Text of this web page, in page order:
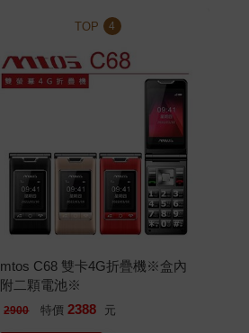
TOP 4
mtos C68 雙卡4G折疊機※盒內
附二顆電池※
2900 特價 2388 元